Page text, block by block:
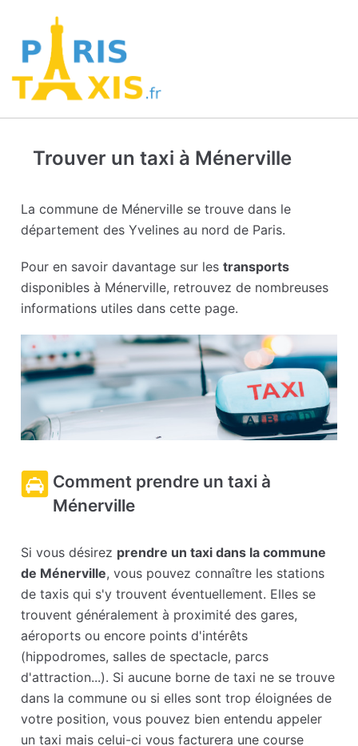
Trouver un taxi à Ménerville
La commune de Ménerville se trouve dans le
département des Yvelines au nord de Paris.
Pour en savoir davantage sur lestransports
disponibles à Ménerville, retrouvez de nombreuses
informations utiles dans cette page.
Comment prendre un taxi à
Ménerville
Si vous désirez prendre un taxi dans la commune
de Ménerville, vous pouvez connaître les stations
de taxis qui s'y trouvent éventuellement. Elles se
trouvent généralement à proximité des gares,
aéroports ou encore points d'intérêts
(hippodromes, salles de spectacle, parcs
d'attraction...). Si aucune borne de taxi ne se trouve
dans la commune ou si elles sont trop éloignées de
votre position, vous pouvez bien entendu appeler
un taxi mais celui-ci vous facturera une course